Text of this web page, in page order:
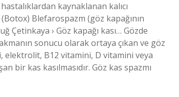
kaynaklanan kalıcı
Blefarospazm (göz kapağının
Çetinkaya › Göz kapağı kası… Gözde
sonucu olarak ortaya çıkan ve göz
B12 vitamini, D vitamini veya
bir kas kasılmasıdır. Göz kas spazmı